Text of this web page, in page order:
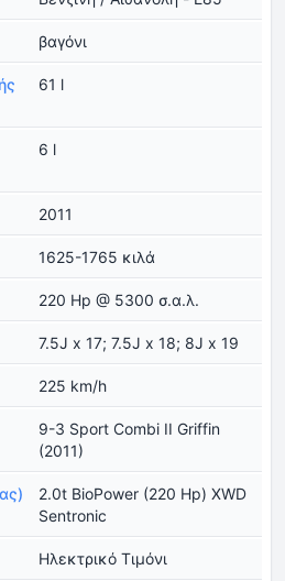
βαγόνι
61 l
6 l
2011
1625-1765 κιλά
220 Hp @ 5300 σ.α.λ.
7.5J x 17; 7.5J x 18; 8J x 19
225 km/h
9-3 Sport Combi II Griffin
(2011)
2.0t BioPower (220 Hp) XWD
Sentronic
Ηλεκτρικό Τιμόνι